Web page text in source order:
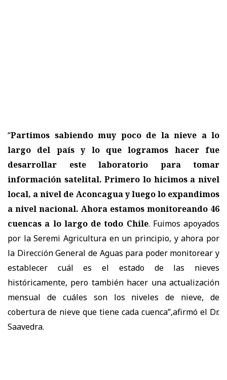
“Partimos sabiendo muy poco de la nieve a lo
largo del país y lo que logramos hacer fue
desarrollar este laboratorio para tomar
información satelital. Primero lo hicimos a nivel
local, a nivel de Aconcagua y luego lo expandimos
a nivel nacional. Ahora estamos monitoreando 46
cuencas a lo largo de todo Chile. Fuimos apoyados
por la Seremi Agricultura en un principio, y ahora por
la Dirección General de Aguas para poder monitorear y
establecer cuál es el estado de las nieves
históricamente, pero también hacer una actualización
mensual de cuáles son los niveles de nieve, de
cobertura de nieve que tiene cada cuenca”,afirmó el Dr.
Saavedra.